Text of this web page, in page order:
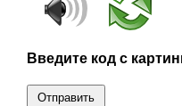
Введите код с
Отправить